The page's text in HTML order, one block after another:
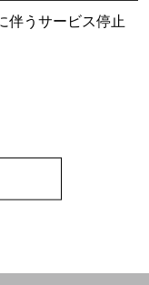
伴うサービス停止